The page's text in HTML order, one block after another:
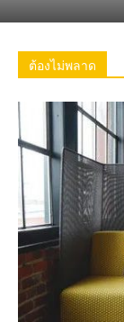
ต้องไม่พลาด